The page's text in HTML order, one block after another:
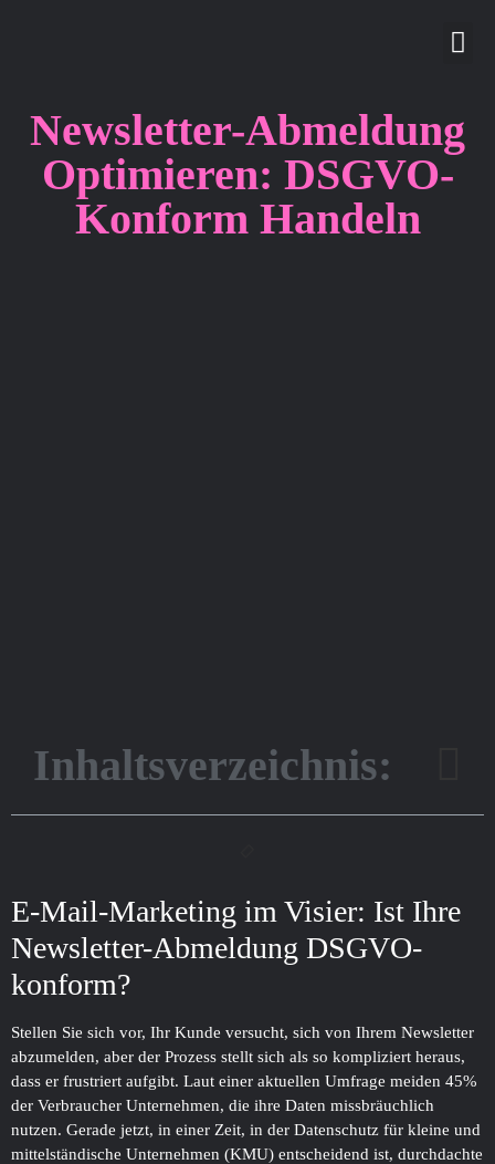
Newsletter-Abmeldung
Optimieren: DSGVO-
Konform Handeln
Inhaltsverzeichnis:
E-Mail-Marketing im Visier: Ist Ihre
Newsletter-Abmeldung DSGVO-
konform?
Stellen Sie sich vor, Ihr Kunde versucht, sich von Ihrem Newsletter
abzumelden, aber der Prozess stellt sich als so kompliziert heraus,
dass er frustriert aufgibt. Laut einer aktuellen Umfrage meiden 45%
der Verbraucher Unternehmen, die ihre Daten missbräuchlich
nutzen. Gerade jetzt, in einer Zeit, in der Datenschutz für kleine und
mittelständische Unternehmen (KMU) entscheidend ist, durchdachte